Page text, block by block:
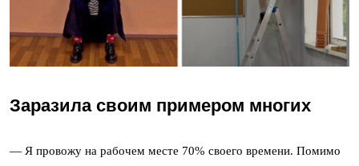
Заразила своим примером многих
— Я провожу на рабочем месте 70% своего времени. Помимо